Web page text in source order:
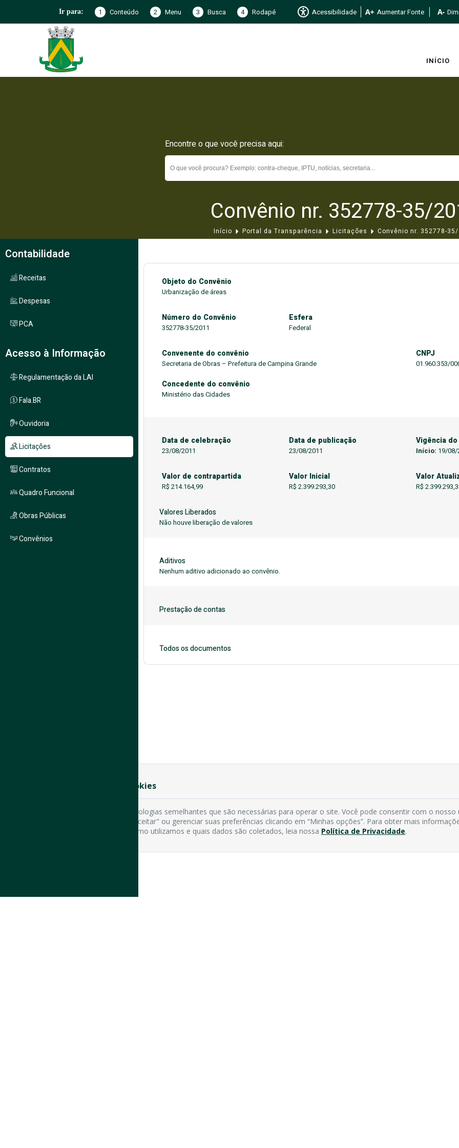
Ir para: 1 Conteúdo 2 Menu 3 Busca 4 Rodapé Acessibilidade Aumentar Fonte
INÍCIO
Encontre o que você precisa aqui:
Convênio nr. 352778-35/
Início Portal da Transparência Licitações Convênio nr. 352778-35/
Contabilidade
Receitas
Despesas
PCA
Acesso à Informação
Regulamentação da LAI
Fala.BR
Ouvidoria
Licitações
Contratos
Quadro Funcional
Obras Públicas
Convênios
Objeto do Convênio
Urbanização de áreas
Número do Convênio
352778-35/2011
Esfera
Federal
Convenente do convênio
Secretaria de Obras – Prefeitura de Campina Grande
CNPJ
01.960.353/
Concedente do convênio
Ministério das Cidades
Data de celebração
23/08/2011
Data de publicação
23/08/2011
Vigência
Início: 19/08/
Valor de contrapartida
R$ 214.164,99
Valor Inicial
R$ 2.399.293,30
Valor
R$
Valores Liberados
Não houve liberação de valores
Aditivos
Nenhum aditivo adicionado ao convênio.
Prestação de contas
Todos os documentos
Preferência de Cookies
Usamos cookies e tecnologias semelhantes que são necessárias para operar o site. Você pode consentir com o nosso
cookies clicando em "Aceitar" ou gerenciar suas preferências clicando em “Minhas opções”. Para obter mais
os tipos de cookies, como utilizamos e quais dados são coletados, leia nossa Política de Privacidade.